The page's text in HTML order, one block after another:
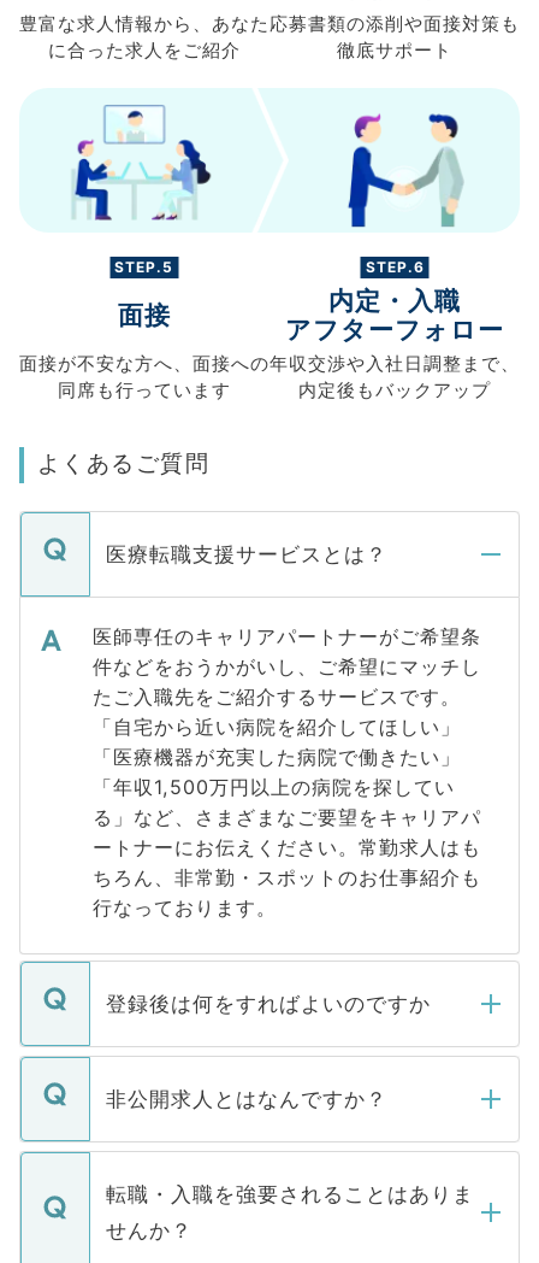
豊富な求人情報から、 あなた
に合った求人を ご紹介
応募書類の添削や面接対策も
徹底サポート
STEP.5
面接
面接が不安な方へ、 面接への
同席も行っています
STEP.6
内定・入職
アフターフォロー
年収交渉や入社日調整まで、
内定後もバックアップ
よくあるご質問
医療転職支援サービスとは？
医師専任のキャリアパートナーがご希望条
件などをおうかがいし、ご希望にマッチし
たご入職先をご紹介するサービスです。
「自宅から近い病院を紹介してほしい」
「医療機器が充実した病院で働きたい」
「年収1,500万円以上の病院を探してい
る」など、さまざまなご要望をキャリアパ
ートナーにお伝えください。常勤求人はも
ちろん、非常勤・スポットのお仕事紹介も
行なっております。
登録後は何をすればよいのですか
ご登録いただきましたら、弊社担当者がご
登録内容を確認し、その後メールもしくは
ます。通常、5営業日以内にはご連絡をせて
いただきますので、しばらくお待ちくださ
非公開求人とはなんですか？
マイナビDOCTORで取り扱っている求人の
うち約3割は、Webサイトからご覧いただ
けない「非公開求人」です。非公開求人は
下記の理由によって、一般には公開してい
転職・入職を強要されることはありま
せんか？